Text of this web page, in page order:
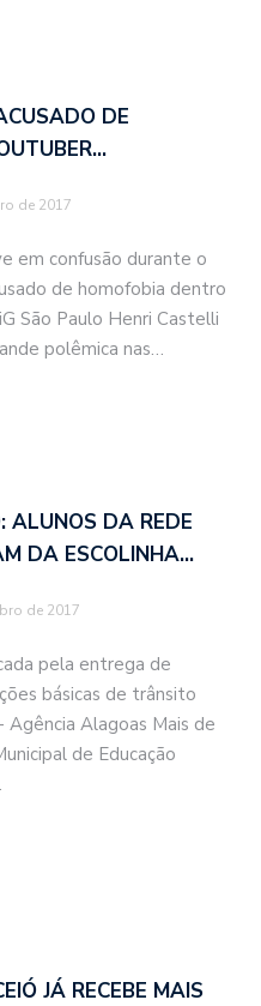
DE
de 2017
em confusão durante o
de homofobia dentro
São Paulo Henri Castelli
polêmica nas…
ALUNOS DA REDE
DA ESCOLINHA…
de 2017
pela entrega de
básicas de trânsito
Alagoas Mais de
de Educação
JÁ RECEBE MAIS